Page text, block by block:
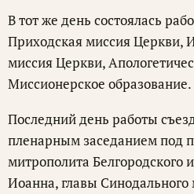
В тот же день состоялась
Приходская миссия Церкви,
миссия Церкви,
Миссионерское образование.
Последний день работы
пленарным заседанием под
митрополита Белгородского
Иоанна, главы Синодального